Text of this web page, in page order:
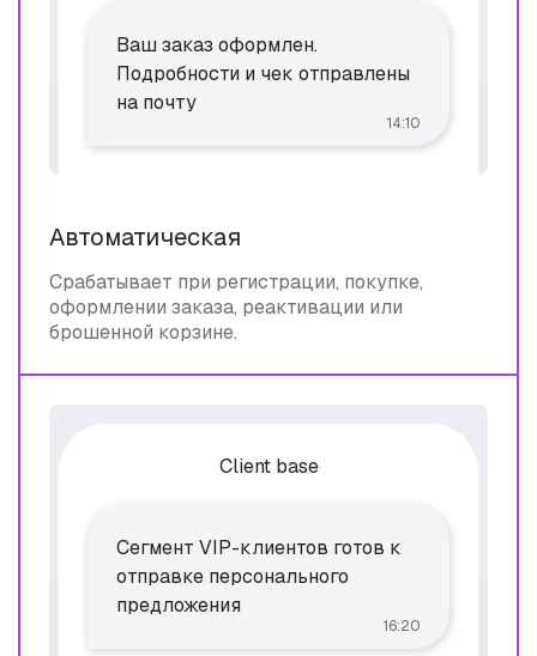
Ваш заказ оформлен.
Подробности и чек отправлены
на почту
14:10
Автоматическая
Срабатывает при регистрации, покупке,
оформлении заказа, реактивации или
брошенной корзине.
Client base
Сегмент VIP-клиентов готов к
отправке персонального
предложения
16:20